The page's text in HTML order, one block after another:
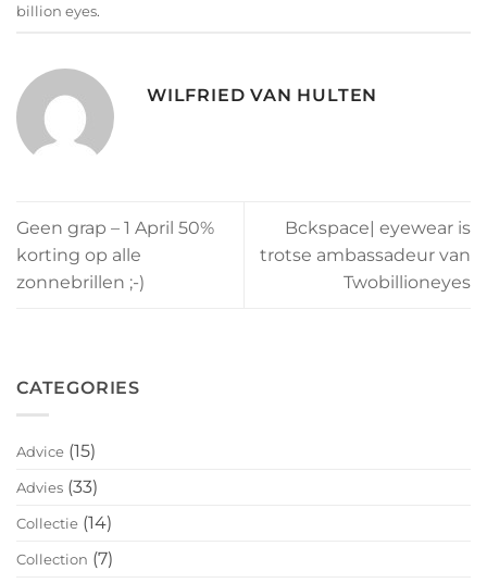
billion eyes.
WILFRIED VAN HULTEN
Geen grap – 1 April 50%
korting op alle
zonnebrillen ;-)
Bckspace| eyewear is
trotse ambassadeur van
Twobillioneyes
CATEGORIES
Advice (15)
Advies (33)
Collectie (14)
Collection (7)